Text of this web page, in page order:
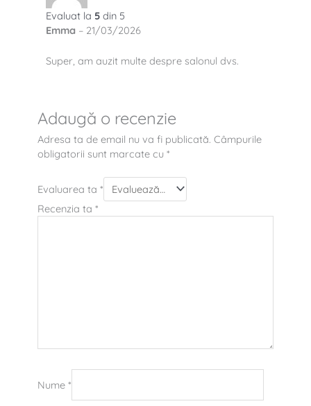
Evaluat la 5 din 5
Emma – 21/03/2026
Super, am auzit multe despre salonul dvs.
Adaugă o recenzie
Adresa ta de email nu va fi publicată. Câmpurile
obligatorii sunt marcate cu *
Evaluarea ta *
Recenzia ta *
Nume *